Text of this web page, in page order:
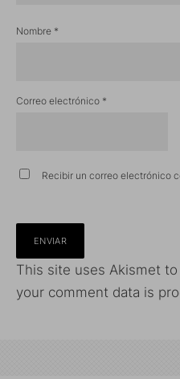
Nombre *
Correo electrónico *
Recibir un correo electrónico
This site uses Akismet
your comment data is